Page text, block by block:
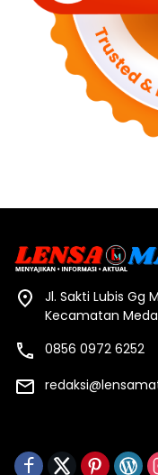
Jl. Sakti Lubis Gg
Kecamatan
0856 0972 6252